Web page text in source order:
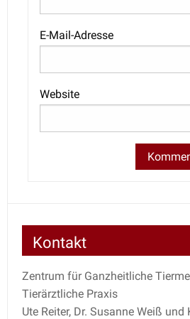
E-Mail-Adresse
Website
Kontakt
Zentrum für Ganzheitliche
Tierärztliche Praxis
Ute Reiter, Dr. Susanne Weiß und